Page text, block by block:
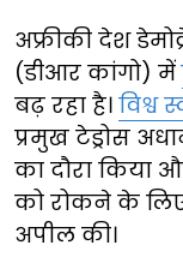
अफ्रीकी देश
(डीआर कांगो) में
बढ़ रहा है। विश्व
प्रमुख टेड्रोस
का दौरा किया
को रोकने के
अपील की।